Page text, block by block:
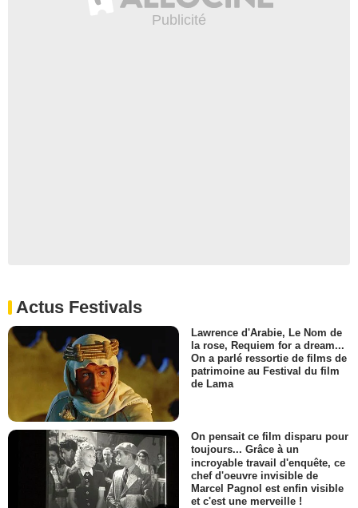
Actus Festivals
Lawrence d'Arabie, Le Nom de
la rose, Requiem for a dream...
On a parlé ressortie de films de
patrimoine au Festival du film
de Lama
On pensait ce film disparu pour
toujours... Grâce à un
incroyable travail d'enquête, ce
chef d'oeuvre invisible de
Marcel Pagnol est enfin visible
et c'est une merveille !